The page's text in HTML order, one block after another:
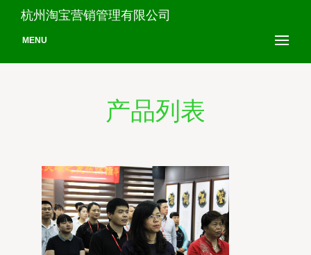
杭州淘宝营销管理有限公司
MENU
产品列表